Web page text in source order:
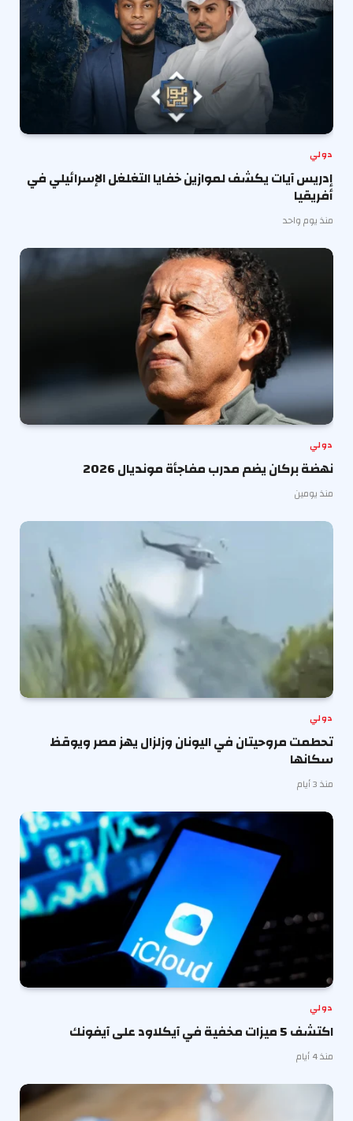
دولي
إدريس آيات يكشف لموازين خفايا التغلغل الإسرائيلي في
أفريقيا
منذ يوم واحد
دولي
نهضة بركان يضم مدرب مفاجأة مونديال 2026
منذ يومين
دولي
تحطمت مروحيتان في اليونان وزلزال يهز مصر ويوقظ
سكانها
منذ 3 أيام
دولي
اكتشف 5 ميزات مخفية في آيكلاود على آيفونك
منذ 4 أيام